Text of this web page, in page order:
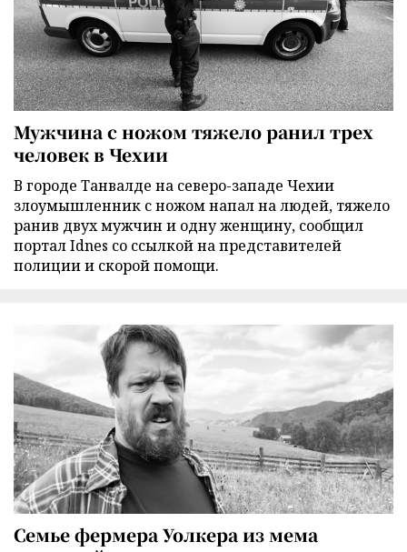
Мужчина с ножом тяжело ранил трех
человек в Чехии
В городе Танвалде на северо-западе Чехии
злоумышленник с ножом напал на людей, тяжело
ранив двух мужчин и одну женщину, сообщил
портал Idnes со ссылкой на представителей
полиции и скорой помощи.
Семье фермера Уолкера из мема